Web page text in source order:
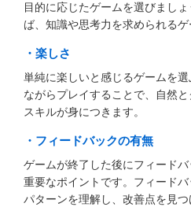
目的に応じたゲームを選びまし
ば、知識や思考力を求められるゲ
・楽しさ
単純に楽しいと感じるゲームを
ながらプレイすることで、自然
スキルが身につきます。
・フィードバックの有無
ゲームが終了した後にフィード
重要なポイントです。フィード
パターンを理解し、改善点を見つ